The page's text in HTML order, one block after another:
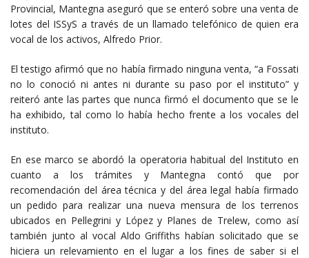
Provincial, Mantegna aseguró que se enteró sobre una venta de
lotes del ISSyS a través de un llamado telefónico de quien era
vocal de los activos, Alfredo Prior.
El testigo afirmó que no había firmado ninguna venta, “a Fossati
no lo conoció ni antes ni durante su paso por el instituto” y
reiteró ante las partes que nunca firmó el documento que se le
ha exhibido, tal como lo había hecho frente a los vocales del
instituto.
En ese marco se abordó la operatoria habitual del Instituto en
cuanto a los trámites y Mantegna contó que por
recomendación del área técnica y del área legal había firmado
un pedido para realizar una nueva mensura de los terrenos
ubicados en Pellegrini y López y Planes de Trelew, como así
también junto al vocal Aldo Griffiths habían solicitado que se
hiciera un relevamiento en el lugar a los fines de saber si el